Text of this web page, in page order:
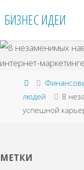
БИЗНЕС ИДЕИ
Главная
людей
8
успешной
МЕТКИ